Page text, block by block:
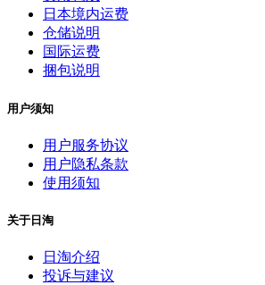
日本境内运费
仓储说明
国际运费
捆包说明
用户须知
用户服务协议
用户隐私条款
使用须知
关于日淘
日淘介绍
投诉与建议